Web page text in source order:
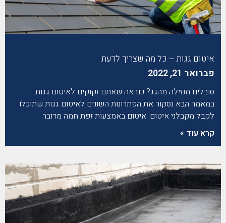
איטום גגות – כל מה שצריך לדעת
פברואר 21, 2022
סובלים מנזילה מהגג? כנראה שאתם זקוקים לאיטום גגות.
במאמר הבא נסקור את הפתרונות השונים לאיטום גגות שתוכלו
לקבל מקבלני איטום. איטום באמצעות זפת חמה מדובר
קרא עוד »